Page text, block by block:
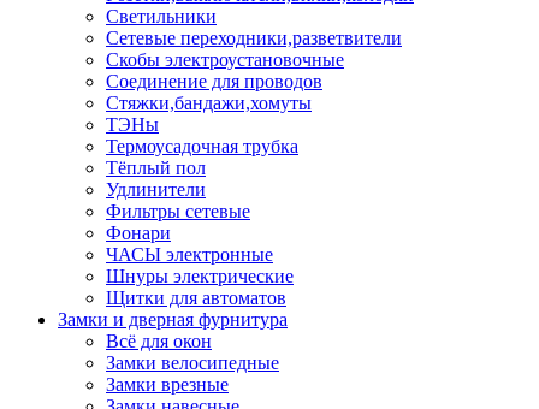
Светильники
Сетевые переходники,разветвители
Скобы электроустановочные
Соединение для проводов
Стяжки,бандажи,хомуты
ТЭНы
Термоусадочная трубка
Тёплый пол
Удлинители
Фильтры сетевые
Фонари
ЧАСЫ электронные
Шнуры электрические
Щитки для автоматов
Замки и дверная фурнитура
Всё для окон
Замки велосипедные
Замки врезные